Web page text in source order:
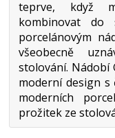
teprve, když
kombinovat do
porcelánovým
všeobecně
stolování. Nádobí
moderní design
moderních
prožitek ze